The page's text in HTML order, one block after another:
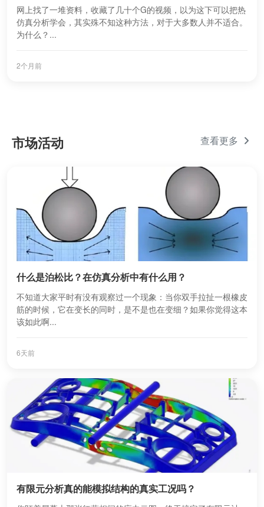
网上找了一堆资料，收藏了几十个G的视频，以为这下可以把热
仿真分析学会，其实殊不知这种方法，对于大多数人并不适合。
为什么？...
2个月前
市场活动 查看更多
什么是泊松比？在仿真分析中有什么用？
不知道大家平时有没有观察过一个现象：当你双手拉扯一根橡皮
筋的时候，它在变长的同时，是不是也在变细？如果你觉得这本
该如此啊...
6天前
有限元分析真的能模拟结构的真实工况吗？